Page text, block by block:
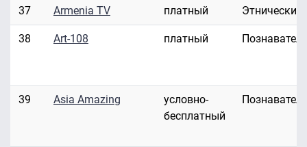
37 Armenia TV платный Этнические
38 Art-108 платный
39 Asia Amazing
условно-
бесплатный